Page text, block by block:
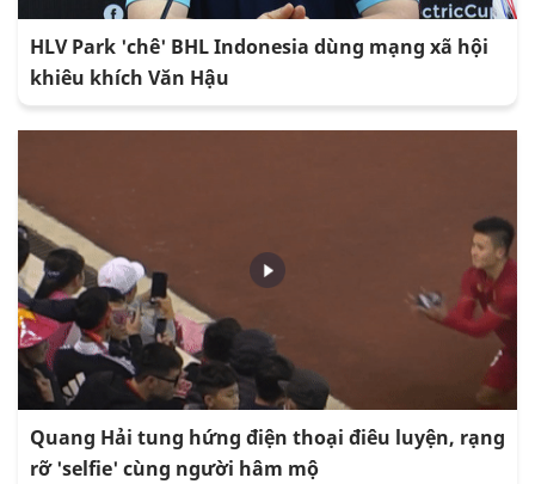
HLV Park 'chê' BHL Indonesia dùng mạng xã hội
khiêu khích Văn Hậu
Quang Hải tung hứng điện thoại điêu luyện, rạng
rỡ 'selfie' cùng người hâm mộ